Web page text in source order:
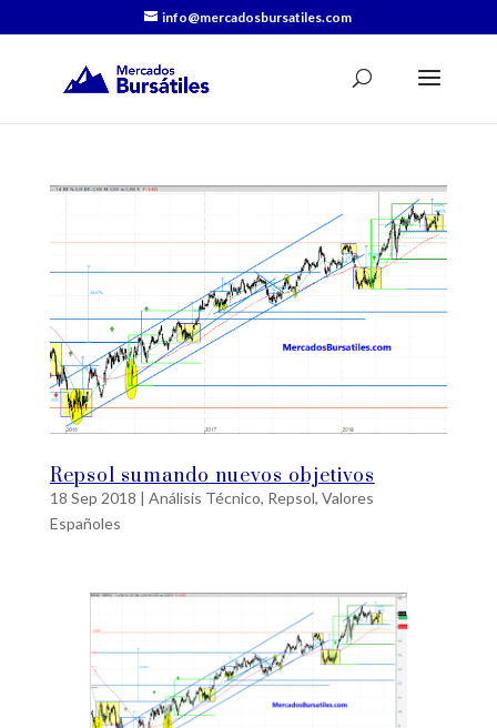
info@mercadosbursatiles.com
Repsol sumando nuevos objetivos
18 Sep 2018 | Análisis Técnico, Repsol, Valores
Españoles